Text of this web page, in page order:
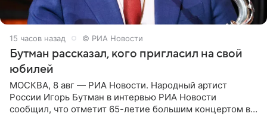
15 часов назад © РИА Новости
Бутман рассказал, кого пригласил на свой
юбилей
МОСКВА, 8 авг — РИА Новости. Народный артист
России Игорь Бутман в интервью РИА Новости
сообщил, что отметит 65-летие большим концертом в